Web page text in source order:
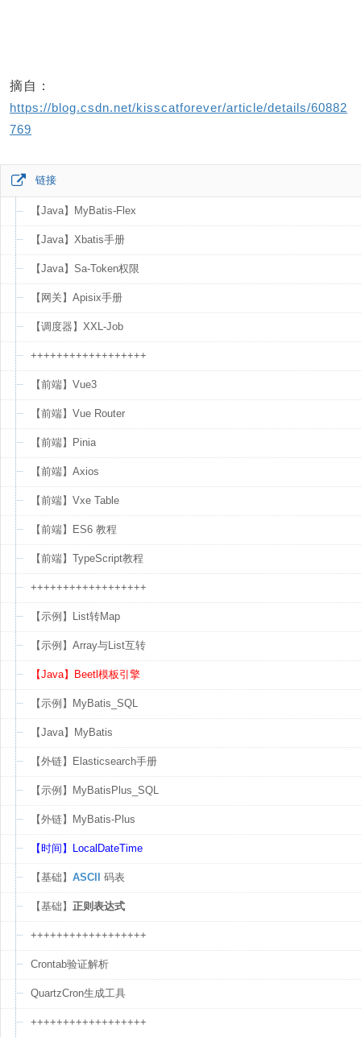
摘自：
https://blog.csdn.net/kisscatforever/article/details/60882
769
链接
【Java】MyBatis-Flex
【Java】Xbatis手册
【Java】Sa-Token权限
【网关】Apisix手册
【调度器】XXL-Job
++++++++++++++++++
【前端】Vue3
【前端】Vue Router
【前端】Pinia
【前端】Axios
【前端】Vxe Table
【前端】ES6 教程
【前端】TypeScript教程
++++++++++++++++++
【示例】List转Map
【示例】Array与List互转
【Java】Beetl模板引擎
【示例】MyBatis_SQL
【Java】MyBatis
【外链】Elasticsearch手册
【示例】MyBatisPlus_SQL
【外链】MyBatis-Plus
【时间】LocalDateTime
【基础】 ASCII 码表
【基础】 正则表达式
++++++++++++++++++
Crontab验证解析
QuartzCron生成工具
++++++++++++++++++